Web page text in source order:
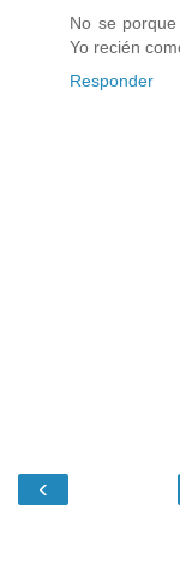
No se
Yo recién
Responder
‹